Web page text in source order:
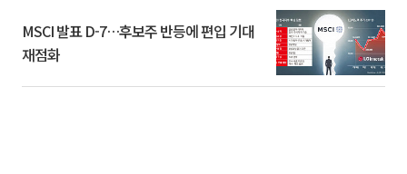
MSCI 발표 D-7…후보주 반등에 편입 기대
재점화